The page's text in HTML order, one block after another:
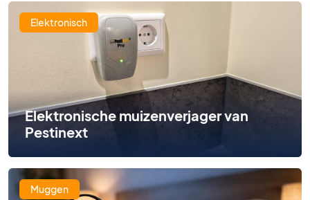
Elektronisch
Elektronische muizenverjager van
Pestinext
Muggen